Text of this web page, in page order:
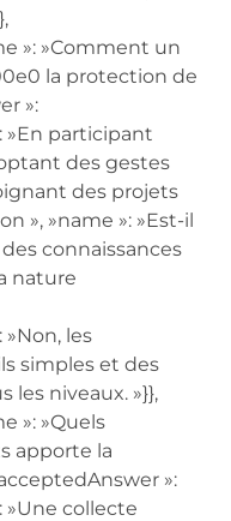
»: »Comment un
la protection de
»:
»En participant
des gestes
des projets
», »name »: »Est-il
connaissances
nature
»Non, les
simples et des
les niveaux. »}},
»: »Quels
apporte la
»:
»Une collecte